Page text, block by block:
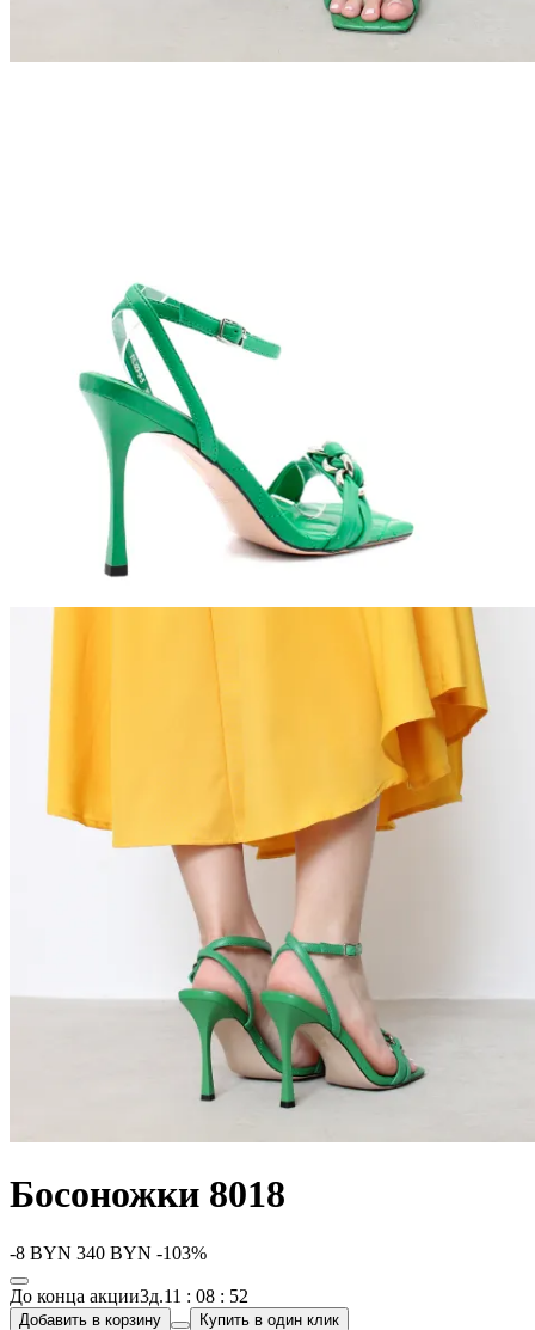
Босоножки 8018
-8 BYN 340 BYN -103%
До конца акции3д.11 : 08 : 52
Добавить в корзину Купить в один клик